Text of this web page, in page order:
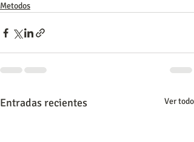
Metodos
Entradas recientes Ver todo